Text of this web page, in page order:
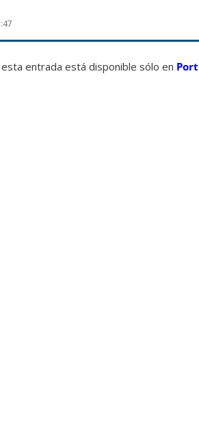
entrada está disponible sólo en